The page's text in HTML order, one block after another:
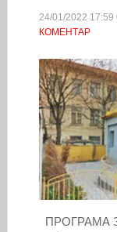
24/01/2022 17:59
КОМЕНТАР
ПРОГРАМА